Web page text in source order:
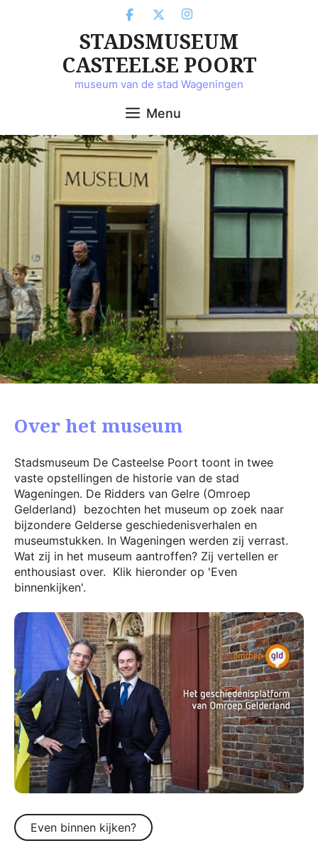
STADSMUSEUM
CASTEELSE POORT
museum van de stad Wageningen
Menu
Over het museum
Stadsmuseum De Casteelse Poort toont in twee
vaste opstellingen de historie van de stad
Wageningen. De Ridders van Gelre (Omroep
Gelderland) bezochten het museum op zoek naar
bijzondere Gelderse geschiedenisverhalen en
museumstukken. In Wageningen werden zij verrast.
Wat zij in het museum aantroffen? Zij vertellen er
enthousiast over. Klik hieronder op 'Even
binnenkijken'.
Even binnen kijken?